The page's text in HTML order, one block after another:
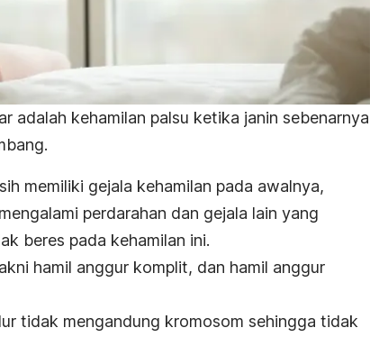
adalah kehamilan palsu ketika janin sebenarnya
memiliki gejala kehamilan pada awalnya,
perdarahan dan gejala lain yang
beres pada kehamilan ini.
hamil anggur komplit, dan hamil anggur
tidak mengandung kromosom sehingga tidak